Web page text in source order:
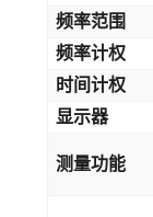
频率范围
频率计权
时间计权
显示器
测量功能